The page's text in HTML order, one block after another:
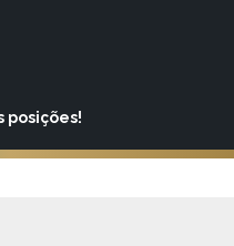
posições!